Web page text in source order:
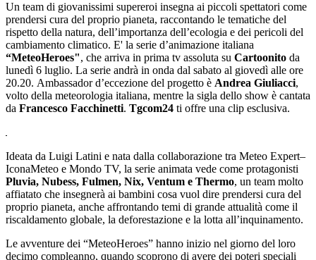
Un team di giovanissimi supereroi insegna ai piccoli spettatori come
prendersi cura del proprio pianeta, raccontando le tematiche del
rispetto della natura, dell’importanza dell’ecologia e dei pericoli del
cambiamento climatico. E' la serie d’animazione italiana
“MeteoHeroes", che arriva in prima tv assoluta su Cartoonito da
lunedì 6 luglio. La serie andrà in onda dal sabato al giovedì alle ore
20.20. Ambassador d’eccezione del progetto è Andrea Giuliacci,
volto della meteorologia italiana, mentre la sigla dello show è cantata
da Francesco Facchinetti. Tgcom24 ti offre una clip esclusiva.
Ideata da Luigi Latini e nata dalla collaborazione tra Meteo Expert–
IconaMeteo e Mondo TV, la serie animata vede come protagonisti
Pluvia, Nubess, Fulmen, Nix, Ventum e Thermo, un team molto
affiatato che insegnerà ai bambini cosa vuol dire prendersi cura del
proprio pianeta, anche affrontando temi di grande attualità come il
riscaldamento globale, la deforestazione e la lotta all’inquinamento.
Le avventure dei “MeteoHeroes” hanno inizio nel giorno del loro
decimo compleanno, quando scoprono di avere dei poteri speciali